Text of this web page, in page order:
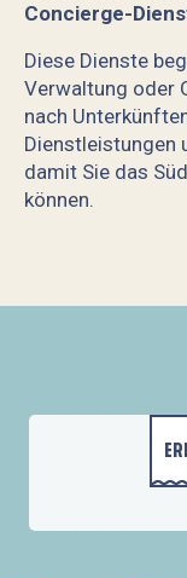
Concierge-
Diese Dienste
Verwaltung oder
nach
Dienstleistungen
damit Sie das
können.
Laforêt Immobilier
Alexandra
Les Transats